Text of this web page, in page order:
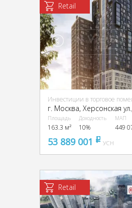
Retail
Инвестиции в торговое
г. Москва, Херсонская
Площадь
163.3 м²
Доходность
10%
МАП
449
53 889 001 pуб
УСН
Retail